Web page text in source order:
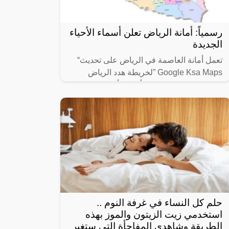
رسمياً: أمانة الرياض تعلن أسماء الأحياء
الجديدة
تعمل أمانة العاصمة في الرياض على تحديث“
Google Ksa Maps ”لخريطة هدد الرياض
والأحياء التي سوف تتم إزالتها بالرياض
حلم كل النساء في غرفة النوم ..
استخدمي زيت الزيتون والموز بهذه
الطريقة وشاهدي المفاجأة التي ستغير